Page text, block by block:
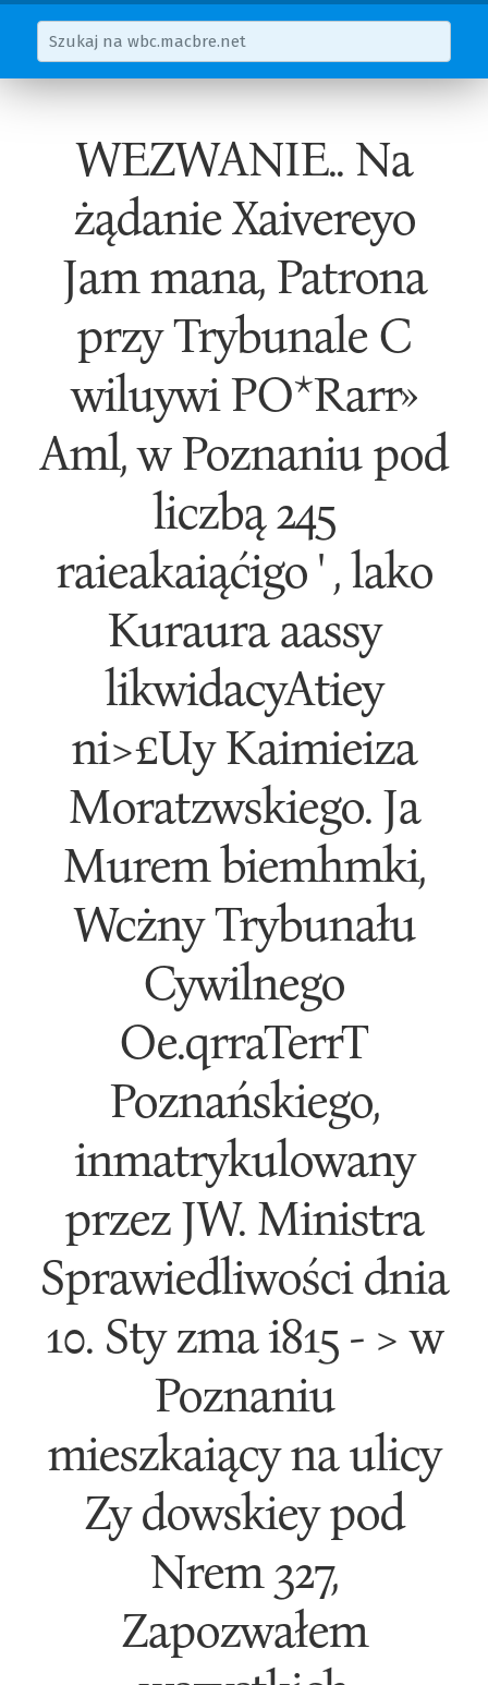
WEZWANIE.. Na
żądanie Xaivereyo
Jam mana, Patrona
przy Trybunale C
wiluywi PO*Rarr»
Aml, w Poznaniu pod
liczbą 245
raieakaiąćigo ' , lako
Kuraura aassy
likwidacyAtiey
ni>£Uy Kaimieiza
Moratzwskiego. Ja
Murem biemhmki,
Wcżny Trybunału
Cywilnego
Oe.qrraTerrT
Poznańskiego,
inmatrykulowany
przez JW. Ministra
Sprawiedliwości dnia
10. Sty zma i815 - > w
Poznaniu
mieszkaiący na ulicy
Zy dowskiey pod
Nrem 327,
Zapozwałem